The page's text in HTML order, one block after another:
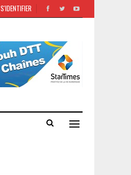
S'IDENTIFIER